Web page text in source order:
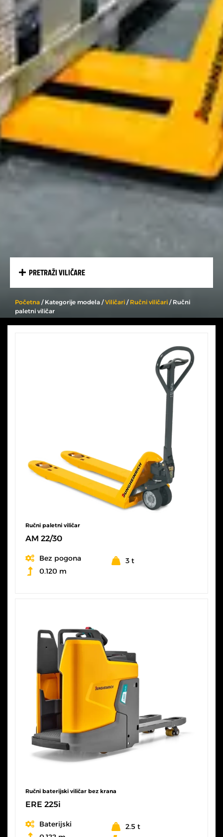
PRETRAŽI VILIČARE
Početna / Kategorije modela /Viličari / Ručni viličari / Ručni
paletni viličar
Ručni paletni viličar
AM 22/30
Bez pogona
3 t
0.120 m
Ručni baterijski viličar bez krana
ERE 225i
Baterijski
2.5 t